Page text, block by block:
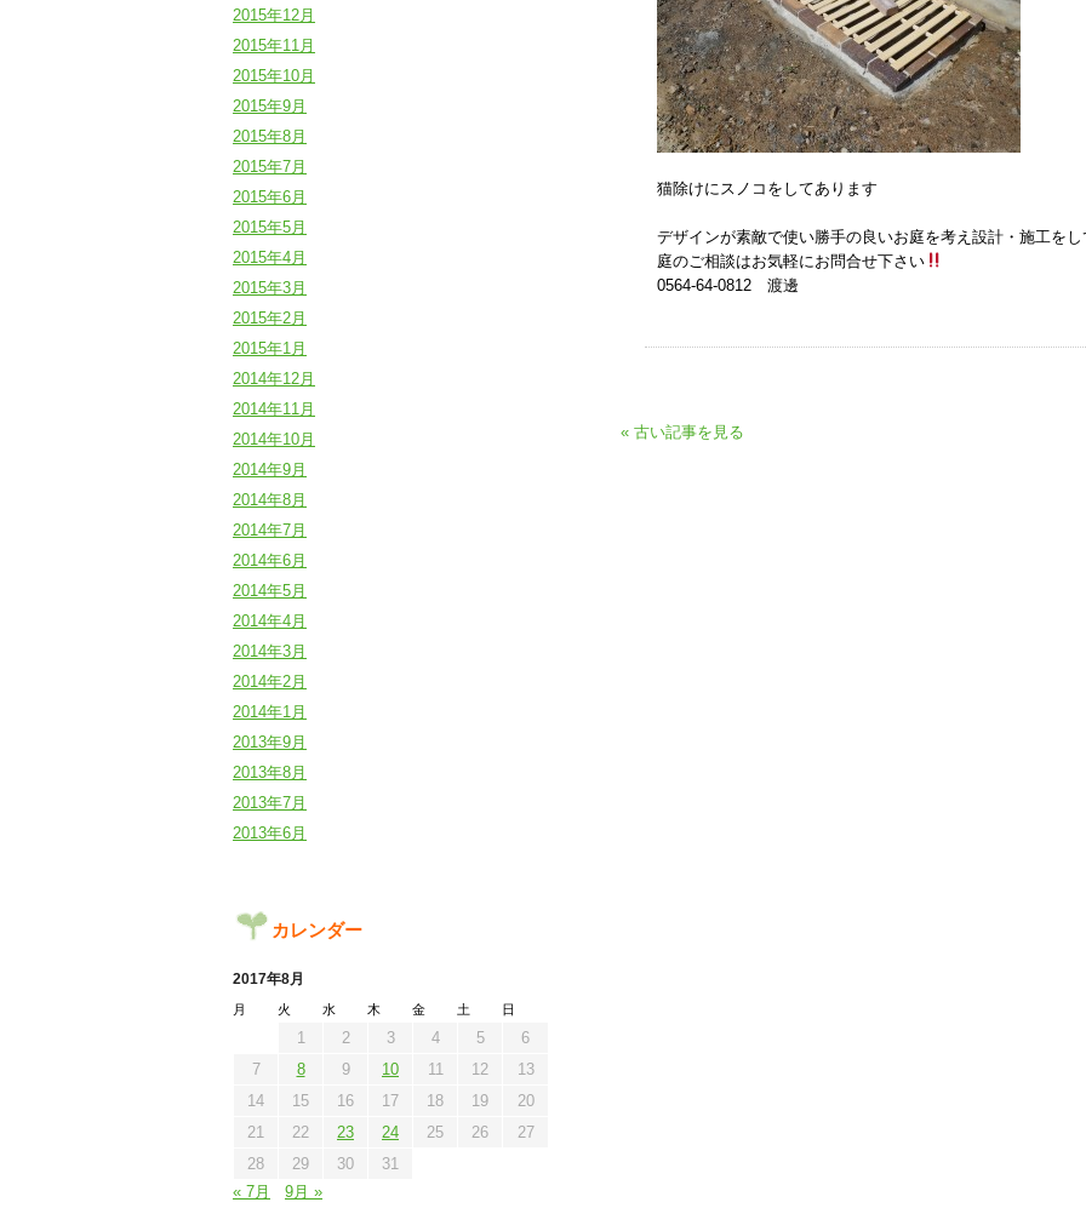
猫除けにスノコをしてあります
デザインが素敵で使い勝手の良いお庭を考え設計・施工を
庭のご相談はお気軽にお問合せ下さい
0564-64-0812 渡邊
« 古い記事を見る
2015年12月
2015年11月
2015年10月
2015年9月
2015年8月
2015年7月
2015年6月
2015年5月
2015年4月
2015年3月
2015年2月
2015年1月
2014年12月
2014年11月
2014年10月
2014年9月
2014年8月
2014年7月
2014年6月
2014年5月
2014年4月
2014年3月
2014年2月
2014年1月
2013年9月
2013年8月
2013年7月
2013年6月
カレンダー
2017年8月
月 火 水 木 金 土 日
1 2 3 4 5
6
7
8 9 10 11 12
13
14
15 16 17 18 19
20
21
22 23 24 25 26
27
28
29 30
31
« 7月
9月 »